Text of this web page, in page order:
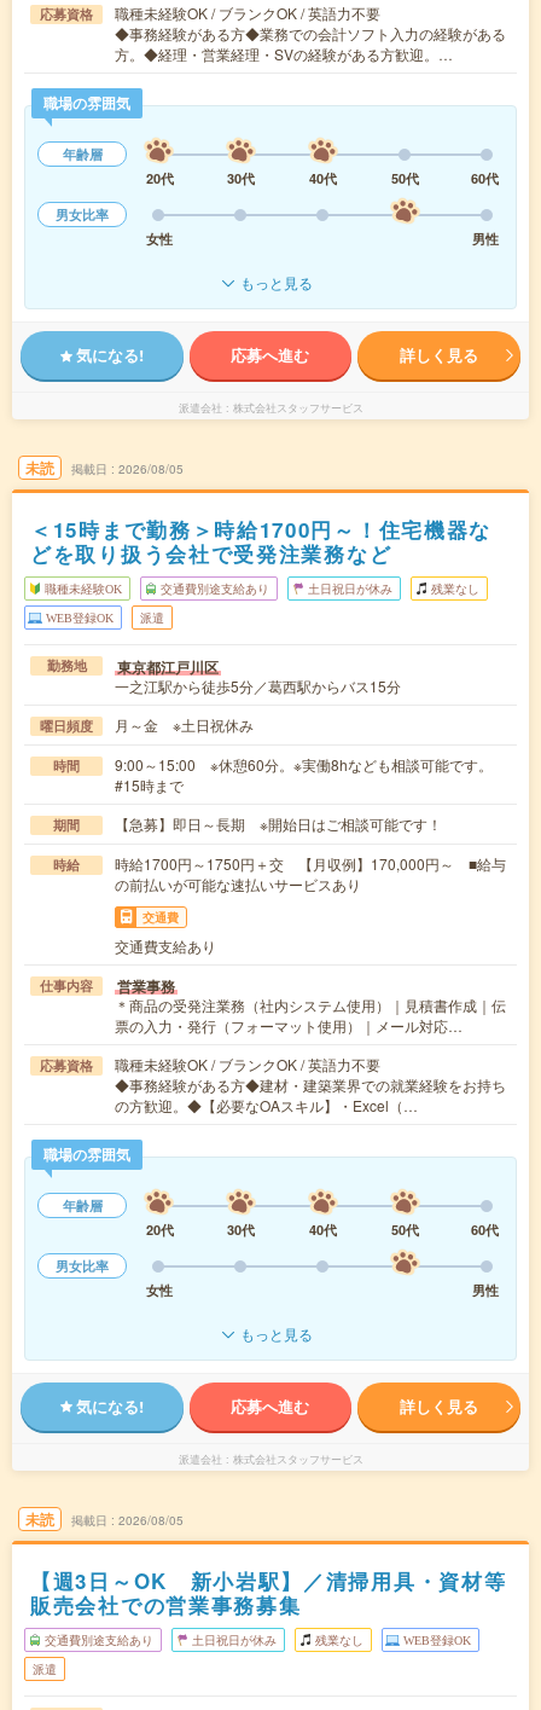
応募資格
職種未経験OK / ブランクOK / 英語力不要
◆事務経験がある方◆業務での会計ソフト入力の経験がある
方。◆経理・営業経理・SVの経験がある方歓迎。…
職場の雰囲気
年齢層
20代
30代 40代 50代
60代
男女比率
女性
男性
もっと見る
気になる! 応募へ進む 詳しく見る
派遣会社 株式会社スタッフサービス
未読 掲載日 2026/08/05
＜15時まで勤務＞時給1700円～！住宅機器な
どを取り扱う会社で受発注業務など
職種未経験OK 交通費別途支給あり 土日祝日が休み 残業なし
WEB登録OK 派遣
勤務地 東京都江戸川区
一之江駅から徒歩5分／葛西駅からバス15分
曜日頻度 月～金 ※土日祝休み
時間
9:00～15:00 ※休憩60分。※実働8hなども相談可能です。
#15時まで
期間 【急募】即日～長期 ※開始日はご相談可能です！
時給
時給1700円～1750円＋交 【月収例】170,000円～ ■給与
の前払いが可能な速払いサービスあり
交通費
交通費支給あり
仕事内容 営業事務
＊商品の受発注業務（社内システム使用）｜見積書作成｜伝
票の入力・発行（フォーマット使用）｜メール対応…
応募資格
職種未経験OK / ブランクOK / 英語力不要
◆事務経験がある方◆建材・建築業界での就業経験をお持ち
の方歓迎。◆【必要なOAスキル】・Excel（…
職場の雰囲気
年齢層
20代
30代 40代 50代
60代
男女比率
女性
男性
もっと見る
気になる! 応募へ進む 詳しく見る
派遣会社 株式会社スタッフサービス
未読 掲載日 2026/08/05
【週3日～OK 新小岩駅】／清掃用具・資材等
販売会社での営業事務募集
交通費別途支給あり 土日祝日が休み 残業なし WEB登録OK
派遣